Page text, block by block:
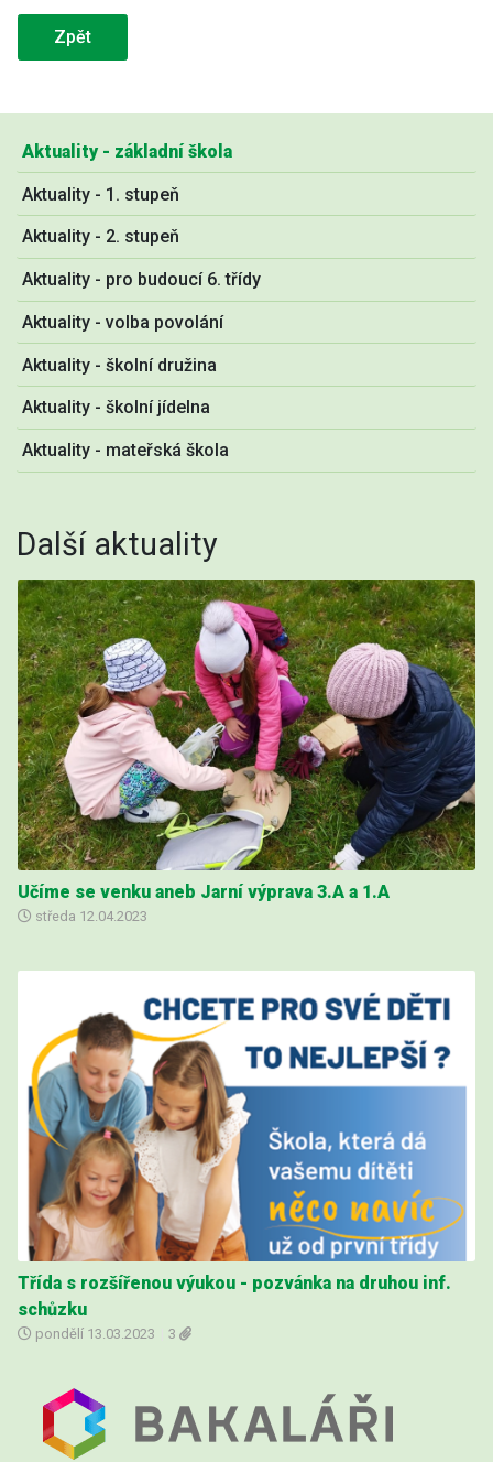
Aktuality - základní škola
Aktuality - 1. stupeň
Aktuality - 2. stupeň
Aktuality - pro budoucí 6. třídy
Aktuality - volba povolání
Aktuality - školní družina
Aktuality - školní jídelna
Aktuality - mateřská škola
Další aktuality
Učíme se venku aneb Jarní výprava 3.A a 1.A
středa 12.04.2023
Třída s rozšířenou výukou - pozvánka na druhou inf.
schůzku
pondělí 13.03.2023 3
Zpět